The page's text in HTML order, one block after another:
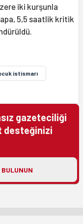
iki kurşunla
5,5 saatlik kritik
istismarı
gazeteciliği
desteğinizi
BULUNUN